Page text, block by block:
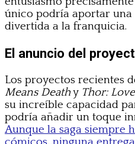
único podría aportar una
divertida a la franquicia.
El anuncio del
Los proyectos recientes
Means Deathy Thor:
su increíble capacidad
podría añadir un toque
Aunque la saga siempre